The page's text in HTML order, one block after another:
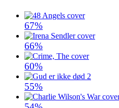
67%
66%
60%
55%